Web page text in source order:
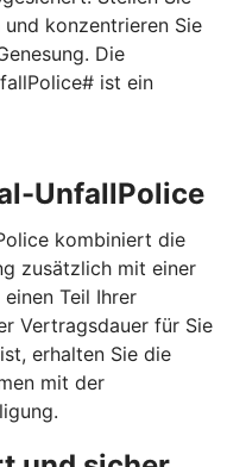
konzentrieren Sie
Die
ist ein
UnfallPolice
kombiniert die
zusätzlich mit einer
Teil Ihrer
Vertragsdauer für Sie
erhalten Sie die
mit der